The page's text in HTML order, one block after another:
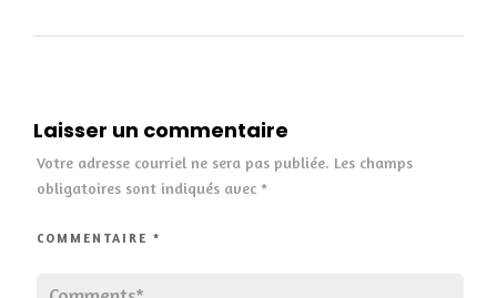
Laisser un commentaire
Votre adresse courriel ne sera pas publiée. Les champs
obligatoires sont indiqués avec *
COMMENTAIRE *